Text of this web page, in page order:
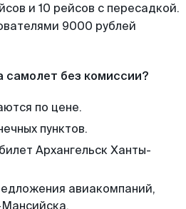
и 10 рейсов с пересадкой.
9000 рублей
самолет без комиссии?
по цене.
пунктов.
Архангельск Ханты-
авиакомпаний,